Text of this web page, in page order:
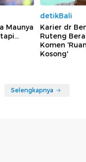
Maunya
detikBali
Karier dr
Ruteng
Komen
Kosong'
Selengkapnya